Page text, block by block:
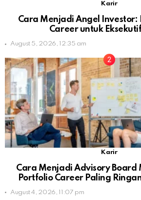
Karir
Cara Menjadi Angel Investor:
Career untuk
August 5, 2026, 12:35 am
Karir
Cara Menjadi Advisory Board
Portfolio Career Paling
August 4, 2026, 11:07 pm